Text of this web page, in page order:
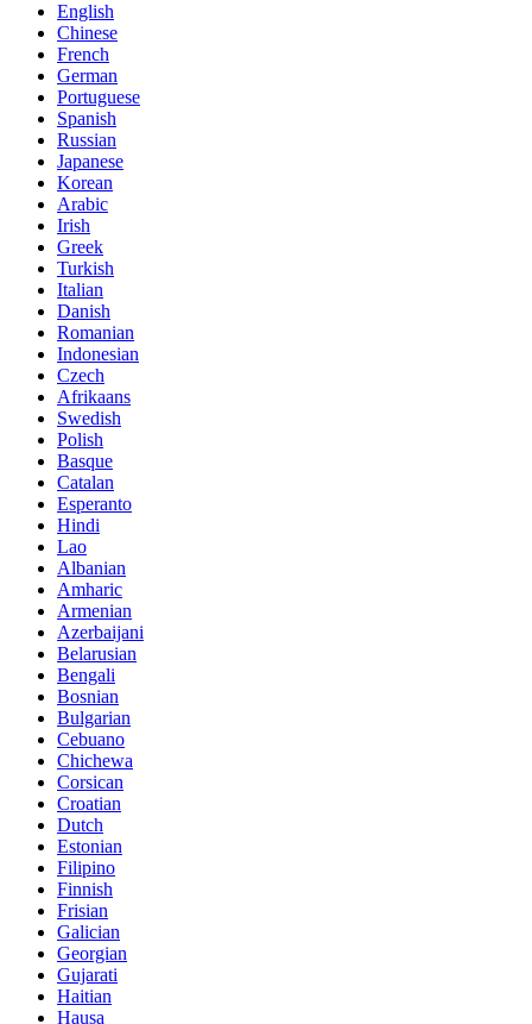
English
Chinese
French
German
Portuguese
Spanish
Russian
Japanese
Korean
Arabic
Irish
Greek
Turkish
Italian
Danish
Romanian
Indonesian
Czech
Afrikaans
Swedish
Polish
Basque
Catalan
Esperanto
Hindi
Lao
Albanian
Amharic
Armenian
Azerbaijani
Belarusian
Bengali
Bosnian
Bulgarian
Cebuano
Chichewa
Corsican
Croatian
Dutch
Estonian
Filipino
Finnish
Frisian
Galician
Georgian
Gujarati
Haitian
Hausa